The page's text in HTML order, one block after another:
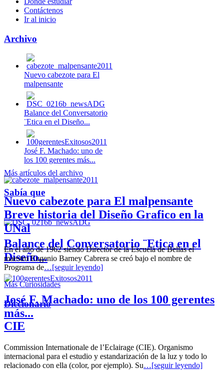
Contáctenos
Ir al inicio
Archivo
Nuevo cabezote para El
malpensante
Balance del Conversatorio
¨Etica en el Diseño...
José F. Machado: uno de
los 100 gerentes más...
Nuevo cabezote para El malpensante
Balance del Conversatorio ¨Etica en el
Diseño...
José F. Machado: uno de los 100 gerentes
más...
Más artículos del archivo
Sabía que
Breve historia del Diseño Grafico en la
UNal
En el año de 1962 siendo Director de la Escuela de Bellas el
maestro Eugenio Barney Cabrera se creó bajo el nombre de
Programa de…[seguir leyendo]
Más Curiosidades
Diccionario
CIE
Commission Internationale de l’Eclairage (CIE). Organismo
internacional para el estudio y estandarización de la luz y todo lo
relacionado con ella (color, por ejemplo). Su…[seguir leyendo]